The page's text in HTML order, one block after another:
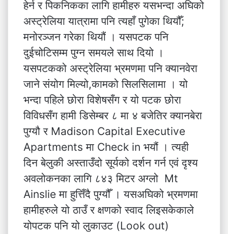
हेर्न र पिकनिकका लागि हामीहरु यसभन्दा अघिको
अस्ट्रेलिया यात्रामा पनि त्यहाँ पुगेका थियौँ;
मनोरञ्जन गरेका थियौं । यसपटक पनि
दुईचोटिसम्म पुग्न समयले साथ दियो ।
यसपटकको अस्ट्रेलिया भ्रमणमा पनि क्यानवेरा
जाने संयोग मिल्यो,कामको सिलसिलामा । यो
भन्दा पहिले छोरा विशेषसँग र यो पटक छोरा
विविधसँग हामी डिसेम्बर ८ मा ४ बजेतिर क्यानबेरा
पुग्यौ र Madison Capital Executive
Apartments मा Check in भयौं । त्यही
दिन बेलुकी अस्ताउँदो सूर्यको दर्शन गर्न एवं दृश्य
अवलोकनका लागि ८४३ मिटर अग्लो Mt
Ainslie मा हुत्तिँदै पुग्यौँ । यसअघिको भ्रमणमा
हामीहरुले यो ठाउँ र क्षणको स्वाद लिइसकेकाले
योपटक पनि यो लुकाउट (Look out)